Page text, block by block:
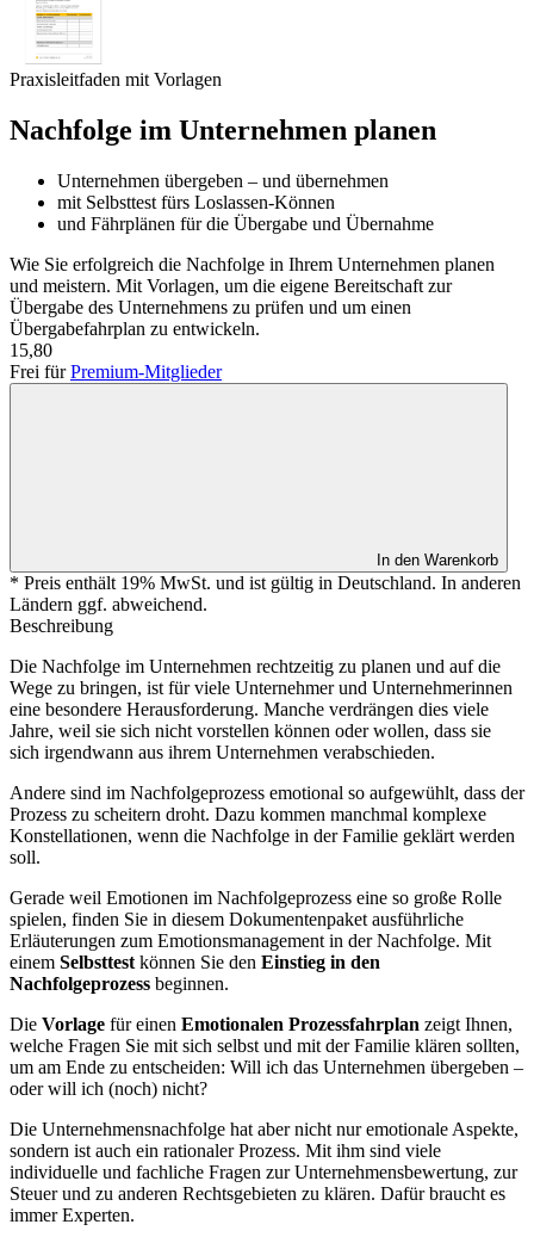
Praxisleitfaden mit Vorlagen
Nachfolge im Unternehmen planen
Unternehmen übergeben – und übernehmen
mit Selbsttest fürs Loslassen-Können
und Fährplänen für die Übergabe und Übernahme
Wie Sie erfolgreich die Nachfolge in Ihrem Unternehmen planen
und meistern. Mit Vorlagen, um die eigene Bereitschaft zur
Übergabe des Unternehmens zu prüfen und um einen
Übergabefahrplan zu entwickeln.
15,80
Frei fürPremium-Mitglieder
In den Warenkorb
* Preis enthält 19% MwSt. und ist gültig in Deutschland. In anderen
Ländern ggf. abweichend.
Beschreibung
Die Nachfolge im Unternehmen rechtzeitig zu planen und auf die
Wege zu bringen, ist für viele Unternehmer und Unternehmerinnen
eine besondere Herausforderung. Manche verdrängen dies viele
Jahre, weil sie sich nicht vorstellen können oder wollen, dass sie
sich irgendwann aus ihrem Unternehmen verabschieden.
Andere sind im Nachfolgeprozess emotional so aufgewühlt, dass der
Prozess zu scheitern droht. Dazu kommen manchmal komplexe
Konstellationen, wenn die Nachfolge in der Familie geklärt werden
soll.
Gerade weil Emotionen im Nachfolgeprozess eine so große Rolle
spielen, finden Sie in diesem Dokumentenpaket ausführliche
Erläuterungen zum Emotionsmanagement in der Nachfolge. Mit
einem Selbsttest können Sie den Einstieg in den
Nachfolgeprozess beginnen.
Die Vorlage für einen Emotionalen Prozessfahrplan zeigt Ihnen,
welche Fragen Sie mit sich selbst und mit der Familie klären sollten,
um am Ende zu entscheiden: Will ich das Unternehmen übergeben –
oder will ich (noch) nicht?
Die Unternehmensnachfolge hat aber nicht nur emotionale Aspekte,
sondern ist auch ein rationaler Prozess. Mit ihm sind viele
individuelle und fachliche Fragen zur Unternehmensbewertung, zur
Steuer und zu anderen Rechtsgebieten zu klären. Dafür braucht es
immer Experten.